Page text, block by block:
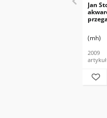
Jan
(mh)
2009
artykuł